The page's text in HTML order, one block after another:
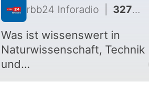
rbb24 Inforadio 3273 - Eva Gengler über KI: "Verstärkt bestehende Machtstrukturen"
Was ist wissenswert in
Naturwissenschaft, Technik
und
Gesellschaftswissenschaft?